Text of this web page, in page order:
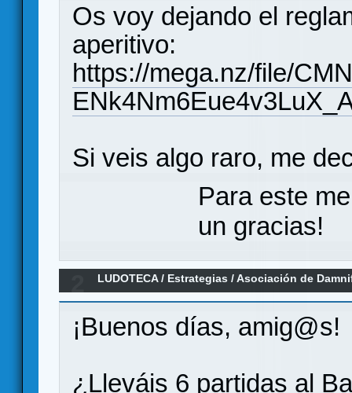
Os voy dejando el
aperitivo:
https://mega.nz/file/
Si veis algo raro, me
Para este
un gracias!
LUDOTECA/ Estrategias /Asociación de
¡Buenos días, amig@s!
¿Lleváis 6 partidas al